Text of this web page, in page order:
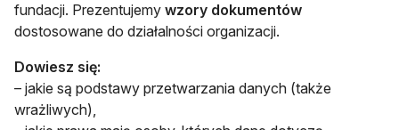
fundacji. Prezentujemy wzory dokumentów
dostosowane do działalności organizacji.
Dowiesz się:
– jakie są podstawy przetwarzania danych (także
wrażliwych),